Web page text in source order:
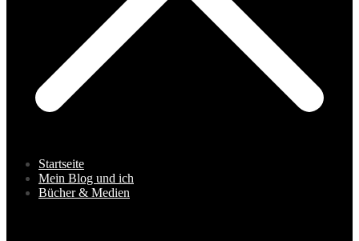
Startseite
Mein Blog und ich
Bücher & Medien